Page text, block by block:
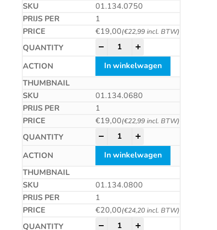
01.134.0750
1
€19,00(€22,99incl. BTW)
HM plaatwerkboor,
In winkelwagen
01.134.0680
1
€19,00(€22,99incl. BTW)
HM plaatwerkboor,
In winkelwagen
01.134.0800
1
€20,00(€24,20incl. BTW)
HM plaatwerkboor,